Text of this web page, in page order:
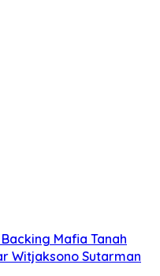
Mafia Tanah
Witjaksono Sutarman